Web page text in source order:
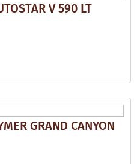
V 590 LT
GRAND CANYON